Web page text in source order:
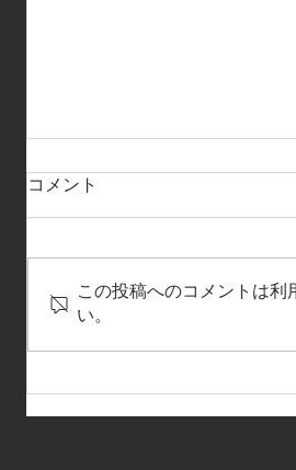
【磯部勘太選手 再契約の
コメント
この投稿へのコメントは
い。